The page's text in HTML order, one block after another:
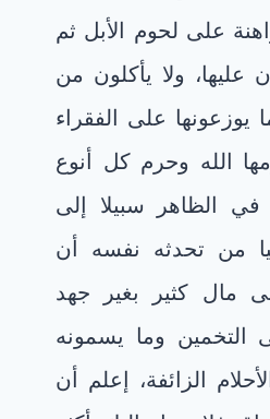
على لحوم الأبل ثم
عليها، ولا يأكلون من
يوزعونها على الفقراء
الله وحرم كل أنوع
في الظاهر سبيلا إلى
من تحدثه نفسه أن
مال كثير بغير جهد
التخمين وما يسمونه
الزائفة، إعلم أن